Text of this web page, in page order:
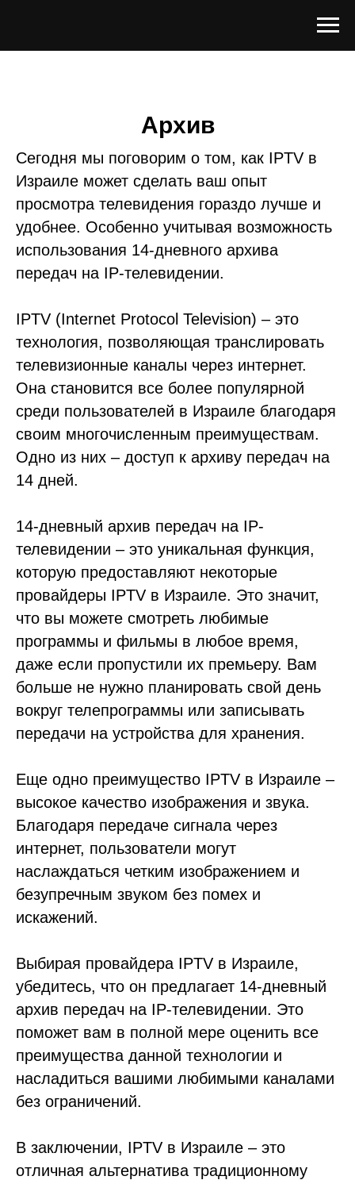
Архив
Сегодня мы поговорим о том, как IPTV в
Израиле может сделать ваш опыт
просмотра телевидения гораздо лучше и
удобнее. Особенно учитывая возможность
использования 14-дневного архива
передач на IP-телевидении.
IPTV (Internet Protocol Television) – это
технология, позволяющая транслировать
телевизионные каналы через интернет.
Она становится все более популярной
среди пользователей в Израиле благодаря
своим многочисленным преимуществам.
Одно из них – доступ к архиву передач на
14 дней.
14-дневный архив передач на IP-
телевидении – это уникальная функция,
которую предоставляют некоторые
провайдеры IPTV в Израиле. Это значит,
что вы можете смотреть любимые
программы и фильмы в любое время,
даже если пропустили их премьеру. Вам
больше не нужно планировать свой день
вокруг телепрограммы или записывать
передачи на устройства для хранения.
Еще одно преимущество IPTV в Израиле –
высокое качество изображения и звука.
Благодаря передаче сигнала через
интернет, пользователи могут
наслаждаться четким изображением и
безупречным звуком без помех и
искажений.
Выбирая провайдера IPTV в Израиле,
убедитесь, что он предлагает 14-дневный
архив передач на IP-телевидении. Это
поможет вам в полной мере оценить все
преимущества данной технологии и
насладиться вашими любимыми каналами
без ограничений.
В заключении, IPTV в Израиле – это
отличная альтернатива традиционному